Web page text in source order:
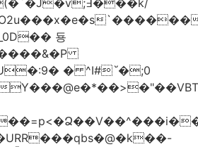
`������
둉
� ^I#`́�;0